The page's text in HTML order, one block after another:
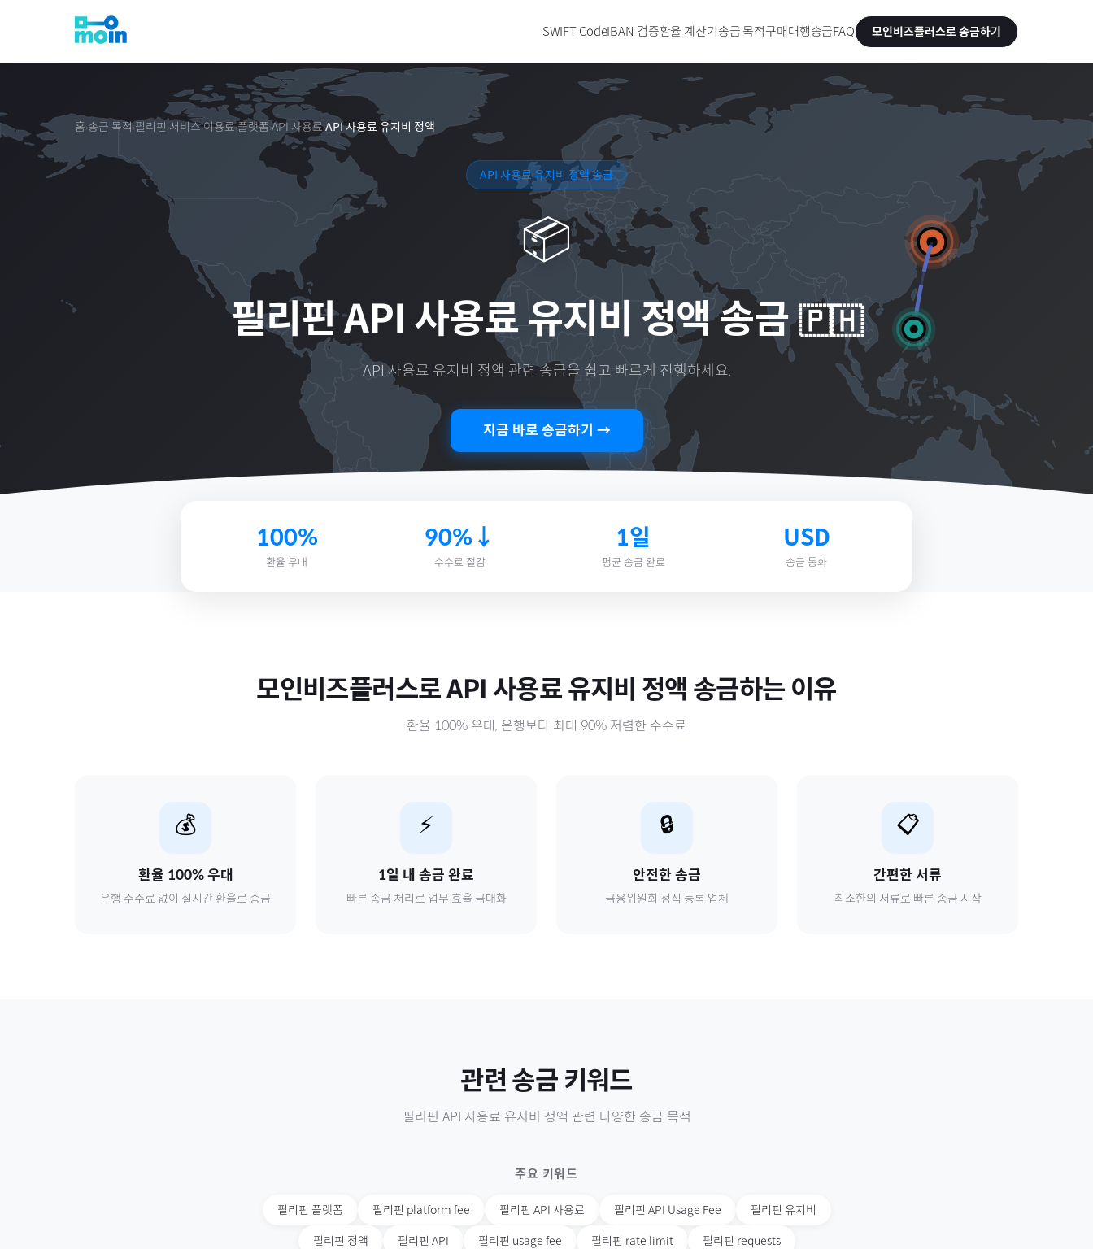
SWIFT CodeIBAN 검증환율 계산기송금 목적구매대행송금FAQ 모인비즈플러스로 송금하기
홈›송금 목적›필리핀 ›서비스 이용료›플랫폼›API 사용료›API 사용료 유지비 정액
API 사용료 유지비 정액 송금
📦
필리핀API 사용료 유지비 정액 송금 🇵🇭
API 사용료 유지비 정액 관련 송금을 쉽고 빠르게 진행하세요.
지금 바로 송금하기 →
100%
환율 우대
90%↓
수수료 절감
1일
평균 송금 완료
USD
송금 통화
모인비즈플러스로API 사용료 유지비 정액 송금하는 이유
환율 100% 우대, 은행보다 최대 90% 저렴한 수수료
💰
환율 100% 우대
은행 수수료 없이 실시간 환율로 송금
⚡
1일 내 송금 완료
빠른 송금 처리로 업무 효율 극대화
🔒
안전한 송금
금융위원회 정식 등록 업체
📋
간편한 서류
최소한의 서류로 빠른 송금 시작
관련 송금 키워드
필리핀 API 사용료 유지비 정액 관련 다양한 송금 목적
주요 키워드
필리핀 플랫폼 필리핀 platform fee 필리핀 API 사용료 필리핀 API Usage Fee 필리핀 유지비
필리핀 정액 필리핀 API 필리핀 usage fee 필리핀 rate limit 필리핀 requests